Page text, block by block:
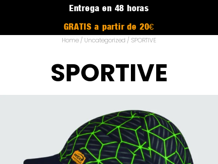
Entrega en 48 horas
GRATIS a partir de 20€
Home / Uncategorized / SPORTIVE
SPORTIVE